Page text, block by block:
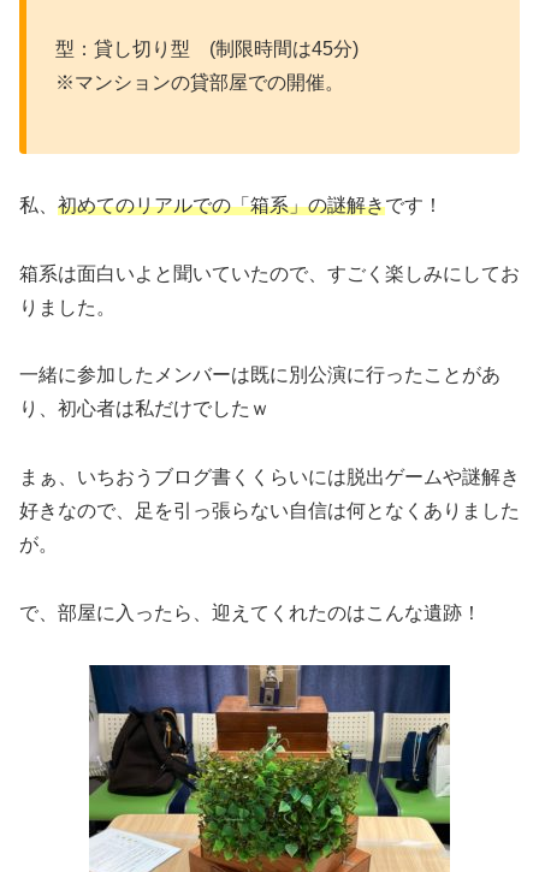
型：貸し切り型 (制限時間は45分)
※マンションの貸部屋での開催。
私、 初めてのリアルでの「箱系」の謎解きです！
箱系は面白いよと聞いていたので、すごく楽しみにしてお
りました。
一緒に参加したメンバーは既に別公演に行ったことがあ
り、初心者は私だけでしたｗ
まぁ、いちおうブログ書くくらいには脱出ゲームや謎解き
好きなので、足を引っ張らない自信は何となくありました
が。
で、部屋に入ったら、迎えてくれたのはこんな遺跡！